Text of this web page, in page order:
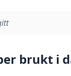
brukt i